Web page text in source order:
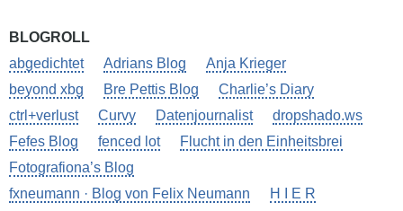
BLOGROLL
abgedichtet
Adrians Blog
Anja Krieger
beyond xbg
Bre Pettis Blog
Charlie’s Diary
ctrl+verlust
Curvy Datenjournalist
dropshado.ws
Fefes Blog
fenced lot
Flucht in den Einheitsbrei
Fotografiona’s Blog
fxneumann · Blog von Felix Neumann
H I E R